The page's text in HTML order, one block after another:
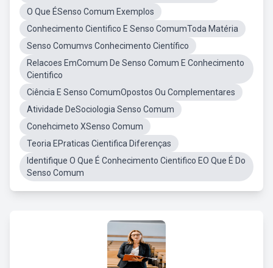
O Que ÉSenso Comum Exemplos
Conhecimento Cientifico E Senso ComumToda Matéria
Senso Comumvs Conhecimento Científico
Relacoes EmComum De Senso Comum E Conhecimento
Cientifico
Ciência E Senso ComumOpostos Ou Complementares
Atividade DeSociologia Senso Comum
Conehcimeto XSenso Comum
Teoria EPraticas Cientifica Diferenças
Identifique O Que É Conhecimento Cientifico EO Que É Do
Senso Comum